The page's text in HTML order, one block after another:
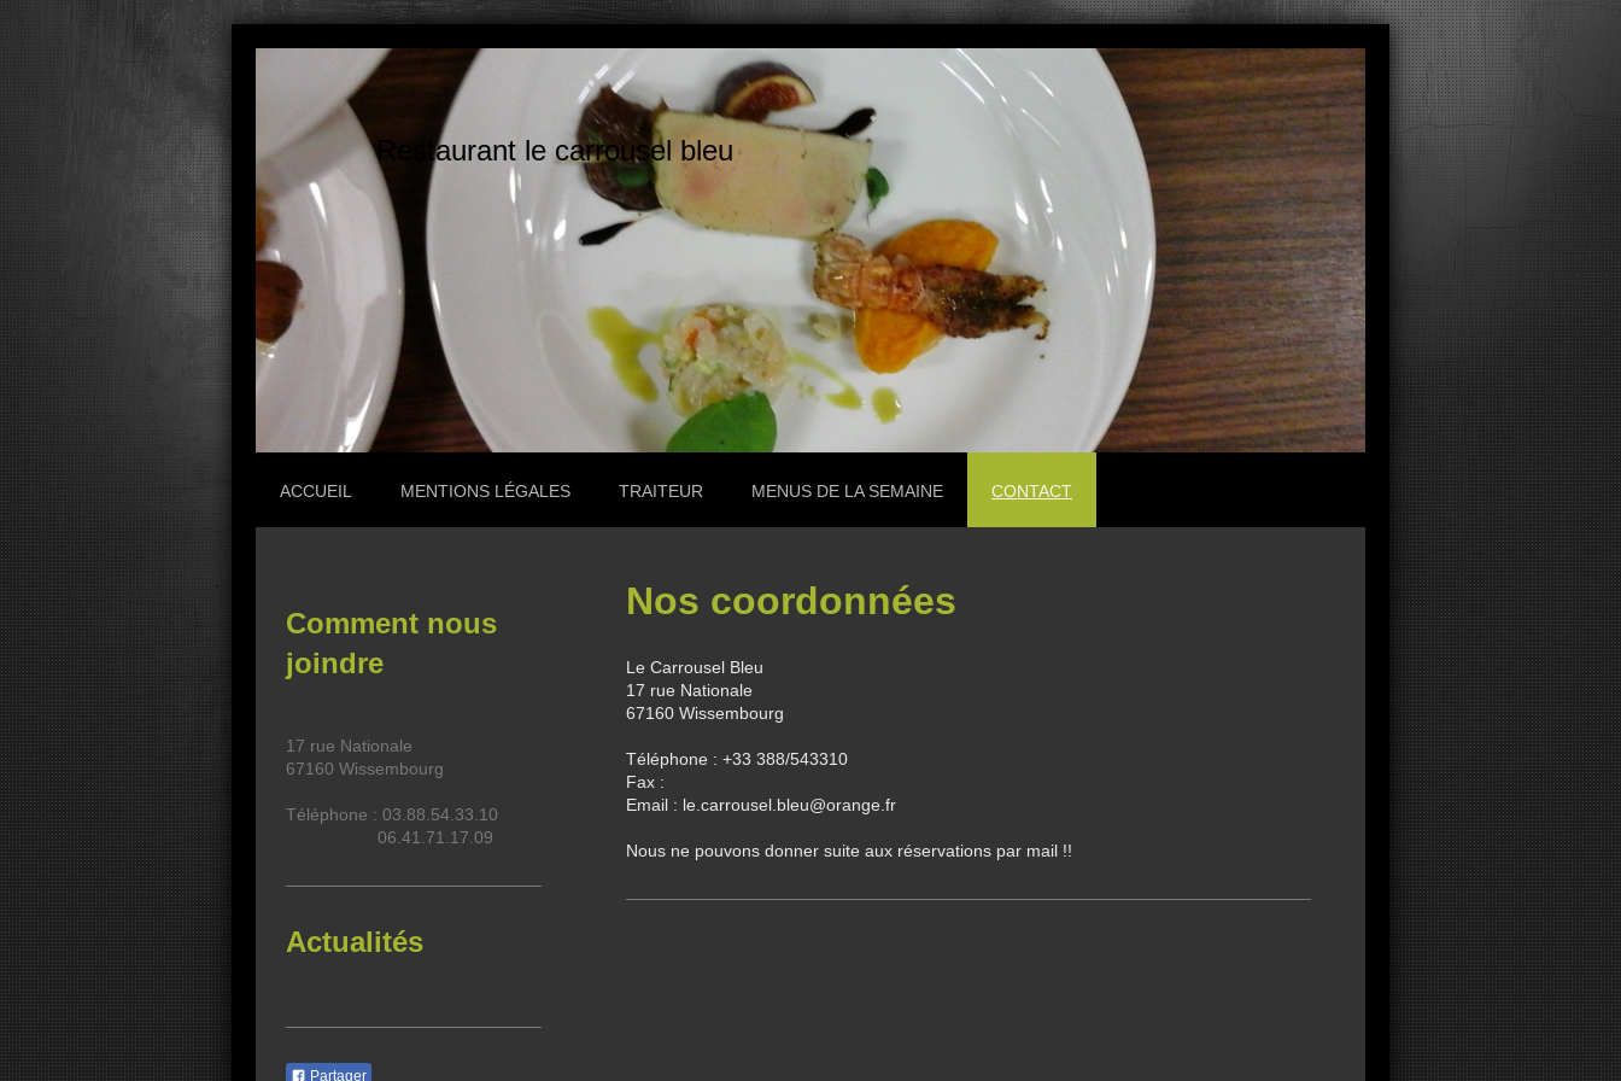
Restaurant le carrousel bleu
ACCUEIL MENTIONS LÉGALES TRAITEUR MENUS DE LA SEMAINE CONTACT
Nos coordonnées
Le Carrousel Bleu
17 rue Nationale
67160 Wissembourg
Téléphone :+33 388/543310
Fax :
Email : le.carrousel.bleu@orange.fr
Nous ne pouvons donner suite aux réservations par mail !!
Comment nous
joindre
17 rue Nationale
67160 Wissembourg
Téléphone : 03.88.54.33.10
06.41.71.17.09
Actualités
Partager